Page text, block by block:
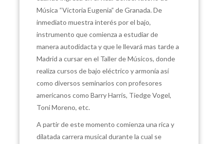
Música “Victoria Eugenia” de Granada. De
inmediato muestra interés por el bajo,
instrumento que comienza a estudiar de
manera autodidacta y que le llevará mas tarde a
Madrid a cursar en el Taller de Músicos, donde
realiza cursos de bajo eléctrico y armonía así
como diversos seminarios con profesores
americanos como Barry Harris, Tiedge Vogel,
Toni Moreno, etc.
A partir de este momento comienza una rica y
dilatada carrera musical durante la cual se